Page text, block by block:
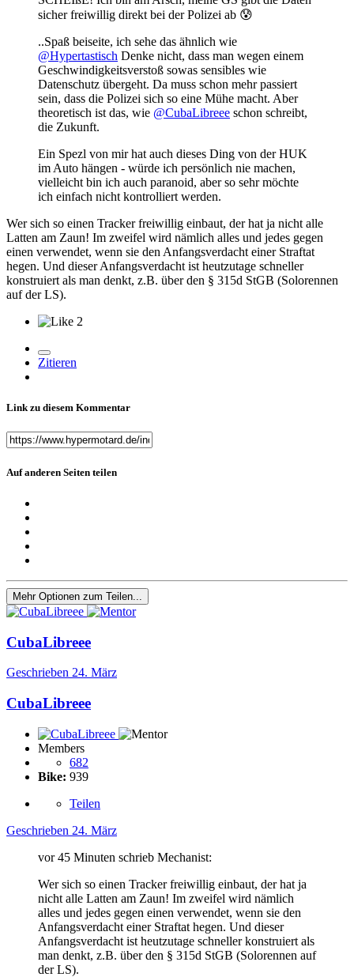
sicher freiwillig direkt bei der Polizei ab 😰
..Spaß beiseite, ich sehe das ähnlich wie
@Hypertastisch Denke nicht, dass man wegen einem
Geschwindigkeitsverstoß sowas sensibles wie
Datenschutz übergeht. Da muss schon mehr passiert
sein, dass die Polizei sich so eine Mühe macht. Aber
theoretisch ist das, wie @CubaLibreee schon schreibt,
die Zukunft.
Ein Spezl von mir hat auch dieses Ding von der HUK
im Auto hängen - würde ich persönlich nie machen,
vielleicht bin ich auch paranoid, aber so sehr möchte
ich einfach nicht kontrolliert werden.
Wer sich so einen Tracker freiwillig einbaut, der hat ja nicht alle
Latten am Zaun! Im zweifel wird nämlich alles und jedes gegen
einen verwendet, wenn sie den Anfangsverdacht einer Straftat
hegen. Und dieser Anfangsverdacht ist heutzutage schneller
konstruiert als man denkt, z.B. über den § 315d StGB (Solorennen
auf der LS).
2
Zitieren
Link zu diesem Kommentar
Auf anderen Seiten teilen
Mehr Optionen zum Teilen...
CubaLibreee
Geschrieben 24. März
CubaLibreee
Members
682
Bike: 939
Teilen
Geschrieben 24. März
vor 45 Minuten schrieb Mechanist:
Wer sich so einen Tracker freiwillig einbaut, der hat ja
nicht alle Latten am Zaun! Im zweifel wird nämlich
alles und jedes gegen einen verwendet, wenn sie den
Anfangsverdacht einer Straftat hegen. Und dieser
Anfangsverdacht ist heutzutage schneller konstruiert als
man denkt, z.B. über den § 315d StGB (Solorennen auf
der LS).